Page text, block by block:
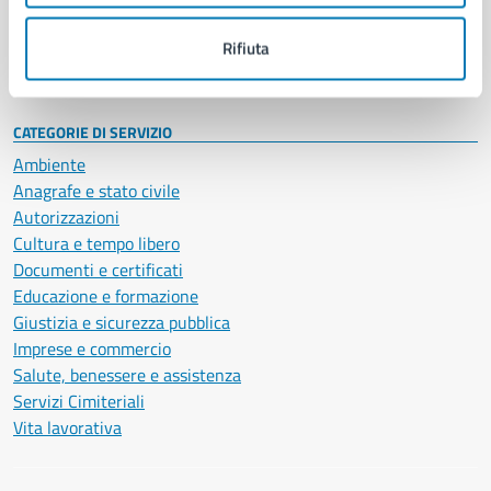
Rifiuta
Intranet, posta aziendale e protocollo
CATEGORIE DI SERVIZIO
Ambiente
Anagrafe e stato civile
Autorizzazioni
Cultura e tempo libero
Documenti e certificati
Educazione e formazione
Giustizia e sicurezza pubblica
Imprese e commercio
Salute, benessere e assistenza
Servizi Cimiteriali
Vita lavorativa